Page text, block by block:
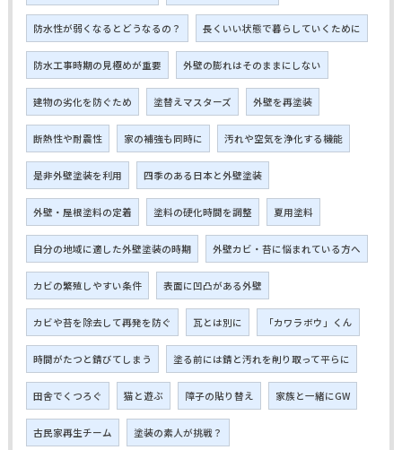
防水性が弱くなるとどうなるの？ 長くいい状態で暮らしていくために
防水工事時期の見極めが重要 外壁の膨れはそのままにしない
建物の劣化を防ぐため 塗替えマスターズ 外壁を再塗装
断熱性や耐震性 家の補強も同時に 汚れや空気を浄化する機能
是非外壁塗装を利用 四季のある日本と外壁塗装
外壁・屋根塗料の定着 塗料の硬化時間を調整 夏用塗料
自分の地域に適した外壁塗装の時期 外壁カビ・苔に悩まれている方へ
カビの繁殖しやすい条件 表面に凹凸がある外壁
カビや苔を除去して再発を防ぐ 瓦とは別に 「カワラボウ」くん
時間がたつと錆びてしまう 塗る前には錆と汚れを削り取って平らに
田舎でくつろぐ 猫と遊ぶ 障子の貼り替え 家族と一緒にGW
古民家再生チーム 塗装の素人が挑戦？